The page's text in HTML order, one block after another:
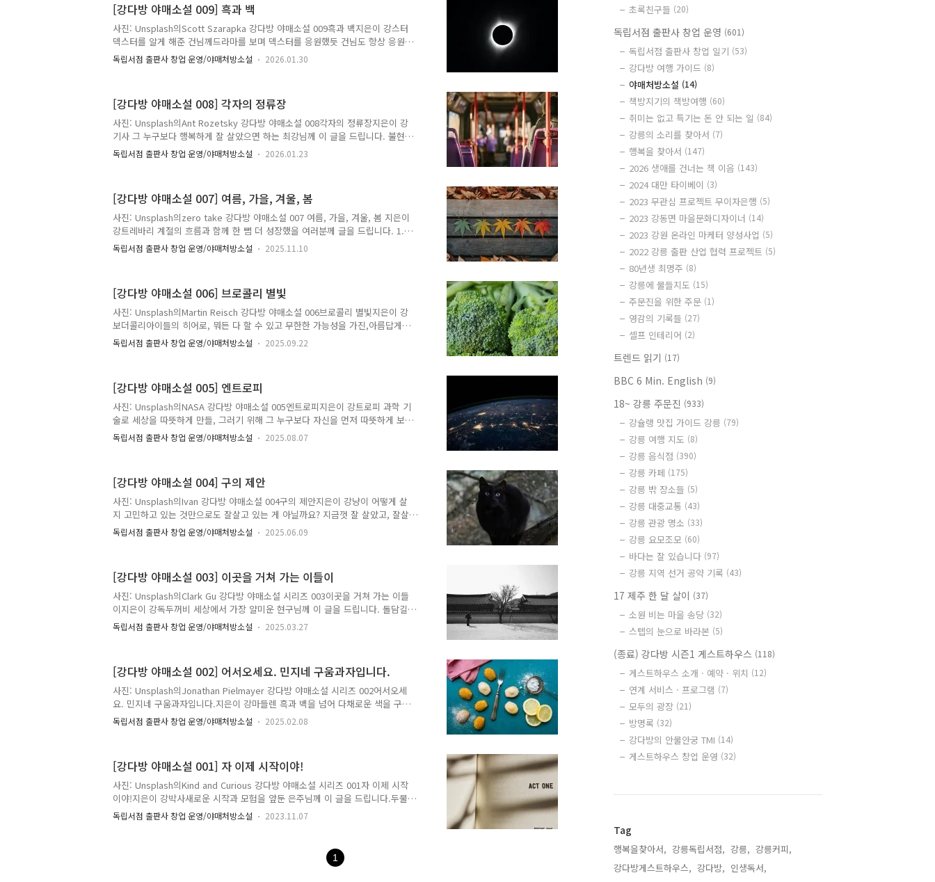
다. 평창을 지나 영동고속도로를 달리기를 몇십 분, 귀가 먹먹해졌다. 대관령이
란 표지판을 지나자, 멀리 푸른 바다가 보였다. 창문을 내리고 신선한 공기를 들
이마셨다. 소나무 향과 멀리서 불어오는 바닷바람 냄새가 느껴졌다...
[강다방 야매소설 009] 흑과 백
사진: Unsplash의Scott Szarapka 강다방 야매소설 009흑과 백지은이 강스터
덱스터를 알게 해준 건님께드라마를 보며 덱스터를 응원했듯 건님도 항상 응원
하겠습니다. 나는 계속 망가지고 있었고, 동시에 계속 버티고 있었다. “마이애미,
여기는 모건. 응답하라.”“찌지직-.”“마이애미, 여기는 모건.”“찌지직-.”“메이데
고음을 냈다. “삐삐삐-.”“젠장...”절망 앞에서 유난히 푸르게 빛나는 지구가 눈에
들어왔다.‘더럽게 아름답네...’그동안 살아온 날들이 주마등처럼 눈앞을 지나갔
다. 정신이 조금씩 흐려졌다. 사랑하는 사람들이 떠..
독립서점 출판사 창업 운영/야매처방소설 2026.01.30
[강다방 야매소설 008] 각자의 정류장
사진: Unsplash의Ant Rozetsky 강다방 야매소설 008각자의 정류장지은이 강
기사 그 누구보다 행복하게 잘 살았으면 하는 최강님께 이 글을 드립니다. 불현
듯 내 주변 관계를 돌아보게 되었다. 기차가 꼬리 물듯 이어지는 풍경처럼 마치
예정된 듯 나에게 다가왔다. 침대에 누워 이런저런 생각을 하고 있는데 누군가
주한 뒤, 어느 순간 여행하는 걸 멈췄다. 서울의 바쁨과 치열함 때문일까... 하루
하루 나이를 먹으며 서울 생활이 일상이 되었을 때, 문득 변화가 필요했다. 그래
서 강릉으로 향했다. 쾌적한 호텔도 좋지만, 전혀 새로운 사람과 부대낌..
독립서점 출판사 창업 운영/야매처방소설 2026.01.23
[강다방 야매소설 007] 여름, 가을, 겨울, 봄
사진: Unsplash의zero take 강다방 야매소설 007 여름, 가을, 겨울, 봄 지은이
강트레바리 계절의 흐름과 함께 한 뼘 더 성장했을 여러분께 글을 드립니다. 1.
민군의 이야기 점심을 먹고 산책 겸 카페에 갔다. 쟈스민차를 먹을 것인가 초코
라떼를 먹을 것인가 고민이다. 건강을 위해서는 쟈스민차를 먹어야 하겠지만, 식
관을 타고 흐른다. 회사로 돌아가는 길, 새로 생긴 약국이 보였다. 약국 앞에는
개업 기념, 고민 있는 사람을 위해 특별한 약을 처방해 준다는 안내문이 붙어있
었다. 약국에 들어갈까 말까 고민했다. 인생은 선택의 연속. 그 ..
독립서점 출판사 창업 운영/야매처방소설 2025.11.10
[강다방 야매소설 006] 브로콜리 별빛
사진: Unsplash의Martin Reisch 강다방 야매소설 006브로콜리 별빛지은이 강
보더콜리아이들의 히어로, 뭐든 다 할 수 있고 무한한 가능성을 가진,아름답게
빛나는 별빛 주영님께 이 글을 드립니다. 어렸을 때부터 편식이 심했던 아이는
어느새 어른이 되었고, 본인의 꿈마저도 편식하려 한다.“근데 주영쌤은 야채 안
썩였겠어.”“네?”어린이집 원장과의 식사였다. 우리 어린이집은 매월 돌아가며 한
명씩 원장과 밥을 먹는다. 원장은 직원들과 허심탄회하게 이야기 하기 위해 식사
자리를 기획했다고 말했다. 하지만 원장을 제외하면 그 누구도 식..
독립서점 출판사 창업 운영/야매처방소설 2025.09.22
[강다방 야매소설 005] 엔트로피
사진: Unsplash의NASA 강다방 야매소설 005엔트로피지은이 강트로피 과학 기
술로 세상을 따뜻하게 만들, 그러기 위해 그 누구보다 자신을 먼저 따뜻하게 보
듬어줬으면 하는 서진님께 이 글을 드립니다. 무작정 달리기에는 이제 나는 지쳐
있는 것 같다. 결승선이 눈앞에 보이는데 내 몸은 조금씩 느려진다. [결승선까지
나의 한계인가?[삐삐삐][시스템이 종료됩니다][퍽-]그렇게 나는 트랙 바닥에 쓰러
졌다. 결승선을 1M 남긴 거리였다. 내 이름은 서진 5510. 로봇이다. 서진 뒤에
있는 5510은 일련번호. 5510번째 만들..
독립서점 출판사 창업 운영/야매처방소설 2025.08.07
[강다방 야매소설 004] 구의 제안
사진: Unsplash의Ivan 강다방 야매소설 004구의 제안지은이 강냥이 어떻게 살
지 고민하고 있는 것만으로도 잘살고 있는 게 아닐까요? 지금껏 잘 살았고, 잘살
고 있고, 앞으로도 잘 살아갈 현님께 이 글을 드립니다.현은 B의 제안이 그럴듯
하게 느껴졌다. B가 보낸 메시지는 다음과 같았다.홈즈를 구하고 싶다면 아래 물
접선 장소 : 남대천 농산물 새벽시장준비물 : 검은색 길고양이 똥 두덩이, 애플민
트 뿌리 세 쪽, 강다방에서 파는 고양이 볼펜 한 개- B -준비물을 통해 B의 정체
를 추측해 본다. 고양이 똥은 고양이들을 모으기 위해, ..
독립서점 출판사 창업 운영/야매처방소설 2025.06.09
[강다방 야매소설 003] 이곳을 거쳐 가는 이들이
사진: Unsplash의Clark Gu 강다방 야매소설 시리즈 003이곳을 거쳐 가는 이들
이지은이 강독두꺼비 세상에서 가장 얄미운 현구님께 이 글을 드립니다. 돌담길
을 걸었다. 앙상한 나무들이 보였다. 문득, 나는 고목일까 나목일까 궁금했다. 나
무의 몇몇 가지에는 파릇한 새싹이 돋아있었다. 몇몇 가지는 지난밤 강하게 불었
길 잠시 경로를 이탈해 주변을 산책했다. 나무 사이 새들의 지저귐이 평화롭고
아름답게 느껴졌다. 아직은 쌀쌀한 날씨, 입에서 입김이 나왔지만 따뜻하게 비추
는 햇살 때문인지 그렇게 춥지만은 않았다. 차가운 공기가 뺨을 어루만져 줬..
독립서점 출판사 창업 운영/야매처방소설 2025.03.27
[강다방 야매소설 002] 어서오세요. 민지네 구움과자입니다.
사진: Unsplash의Jonathan Pielmayer 강다방 야매소설 시리즈 002어서오세
요. 민지네 구움과자입니다.지은이 강마들렌 흑과 백을 넘어 다채로운 색을 구워
내는 민지네 구움과자가 되길 바라며 민지님께 이 글을 드립니다. 초이기적인 나
조차도 요즘에는 죄책감이 드는 하루다. 요즘 나의 고민은 이것이다. 무엇이 정
이 필요할 것 같다. 나는 잘 나가던 IT 대기업에서 서비스 기획자로 일하다 최근
버블이 꺼지며 제 발로 회사를 나온(정확히 말하면 나올 수밖에 없었던) 자영업
자이다. 파이어족을 준비하다 회사를 나와 현재는 구움과자 전문..
독립서점 출판사 창업 운영/야매처방소설 2025.02.08
[강다방 야매소설 001] 자 이제 시작이야!
사진: Unsplash의Kind and Curious 강다방 야매소설 시리즈 001자 이제 시작
이야!지은이 강박사새로운 시작과 모험을 앞둔 은주님께 이 글을 드립니다.두물
결 글쓰기 모임을 마치고 집으로 가던 중 갑자기 풀숲에서 부스럭거리는 소리가
들렸다. ‘삐리리~ 삐리리~, 야생의 XXX가 나타났다!’앗 이것은 말로만 듣던 포켓
그렇게 정신을 잃어가던 찰나, 강박사님이 나타났다. 강박사님은 자신의 포켓몬
을 꺼내 이름 모를 포켓몬을 쫒아냈다.“은주야 괜찮니? 큰일 날 뻔했어. 요즘 부
독립서점 출판사 창업 운영/야매처방소설 2023.11.07
1
초록친구들 (20)
독립서점 출판사 창업 운영 (601)
독립서점 출판사 창업 일기 (53)
강다방 여행 가이드 (8)
야매처방소설 (14)
책방지기의 책방여행 (60)
취미는 없고 특기는 돈 안 되는 일 (84)
강릉의 소리를 찾아서 (7)
행복을 찾아서 (147)
2026 생애를 건너는 책 이음 (143)
2024 대만 타이베이 (3)
2023 무관심 프로젝트 무이자은행 (5)
2023 강동면 마을문화디자이너 (14)
2023 강원 온라인 마케터 양성사업 (5)
2022 강릉 출판 산업 협력 프로젝트 (5)
80년생 최명주 (8)
강릉에 물들지도 (15)
주문진을 위한 주문 (1)
영감의 기록들 (27)
셀프 인테리어 (2)
트렌드 읽기 (17)
BBC 6 Min. English (9)
18~ 강릉 주문진 (933)
강슐랭 맛집 가이드 강릉 (79)
강릉 여행 지도 (8)
강릉 음식점 (390)
강릉 카페 (175)
강릉 밖 장소들 (5)
강릉 대중교통 (43)
강릉 관광 명소 (33)
강릉 요모조모 (60)
바다는 잘 있습니다 (97)
강릉 지역 선거 공약 기록 (43)
17 제주 한 달 살이 (37)
소원 비는 마을 송당 (32)
스텝의 눈으로 바라본 (5)
(종료) 강다방 시즌1 게스트하우스 (118)
게스트하우스 소개 · 예약 · 위치 (12)
연계 서비스 · 프로그램 (7)
모두의 광장 (21)
방명록 (32)
강다방의 안물안궁 TMI (14)
게스트하우스 창업 운영 (32)
Tag
행복을찾아서, 강릉독립서점, 강릉, 강릉커피,
강다방게스트하우스, 강다방, 인생독서,